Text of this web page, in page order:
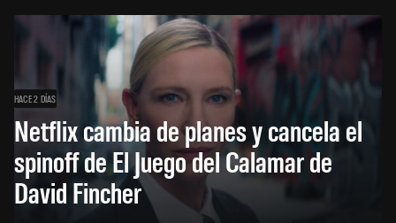
HACE 2 DÍAS
Netflix cambia de planes y cancela el
spinoff de El Juego del Calamar de
David Fincher